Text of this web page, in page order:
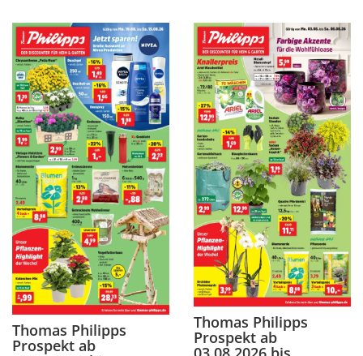
Thomas Philipps
Prospekt ab
Thomas Philipps
Prospekt ab